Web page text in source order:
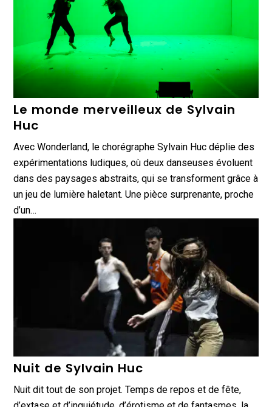
Le monde merveilleux de Sylvain
Huc
Avec Wonderland, le chorégraphe Sylvain Huc déplie des
expérimentations ludiques, où deux danseuses évoluent
dans des paysages abstraits, qui se transforment grâce à
un jeu de lumière haletant. Une pièce surprenante, proche
d’un…
Nuit de Sylvain Huc
Nuit dit tout de son projet. Temps de repos et de fête,